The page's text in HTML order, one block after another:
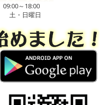
09:00～18:00
土・日曜日